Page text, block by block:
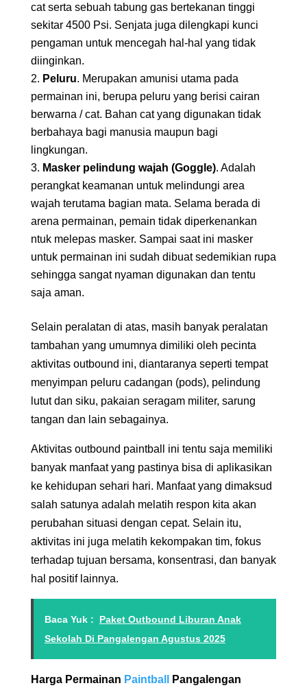
cat serta sebuah tabung gas bertekanan tinggi
sekitar 4500 Psi. Senjata juga dilengkapi kunci
pengaman untuk mencegah hal-hal yang tidak
diinginkan.
Peluru. Merupakan amunisi utama pada
permainan ini, berupa peluru yang berisi cairan
berwarna / cat. Bahan cat yang digunakan tidak
berbahaya bagi manusia maupun bagi
lingkungan.
Masker pelindung wajah (Goggle). Adalah
perangkat keamanan untuk melindungi area
wajah terutama bagian mata. Selama berada di
arena permainan, pemain tidak diperkenankan
ntuk melepas masker. Sampai saat ini masker
untuk permainan ini sudah dibuat sedemikian rupa
sehingga sangat nyaman digunakan dan tentu
saja aman.
Selain peralatan di atas, masih banyak peralatan
tambahan yang umumnya dimiliki oleh pecinta
aktivitas outbound ini, diantaranya seperti tempat
menyimpan peluru cadangan (pods), pelindung
lutut dan siku, pakaian seragam militer, sarung
tangan dan lain sebagainya.
Aktivitas outbound paintball ini tentu saja memiliki
banyak manfaat yang pastinya bisa di aplikasikan
ke kehidupan sehari hari. Manfaat yang dimaksud
salah satunya adalah melatih respon kita akan
perubahan situasi dengan cepat. Selain itu,
aktivitas ini juga melatih kekompakan tim, fokus
terhadap tujuan bersama, konsentrasi, dan banyak
hal positif lainnya.
Baca Yuk :
Paket Outbound Liburan Anak
Sekolah Di Pangalengan Agustus 2025
Harga Permainan Paintball Pangalengan